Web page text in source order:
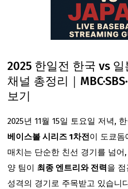
2025 한일전 한국 vs 일
채널 총정리｜
보기
2025년 11월 15일 토요일 저녁,
베이스볼 시리즈 1차전이 도쿄돔
매치는 단순한 친선 경기를 넘어
양 팀이 최종 엔트리와 전력을 점
성격의 경기로 주목받고 있습니